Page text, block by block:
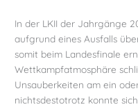
In der LKII der Jahrgänge
aufgrund eines Ausfalls
somit beim Landesfinale
Wettkampfatmosphäre
Unsauberkeiten am ein
nichtsdestotrotz konnte